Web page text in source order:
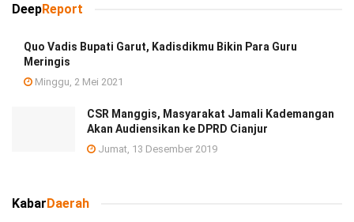
DeepReport
Quo Vadis Bupati Garut, Kadisdikmu Bikin Para Guru
Meringis
Minggu, 2 Mei 2021
CSR Manggis, Masyarakat Jamali Kademangan
Akan Audiensikan ke DPRD Cianjur
Jumat, 13 Desember 2019
KabarDaerah